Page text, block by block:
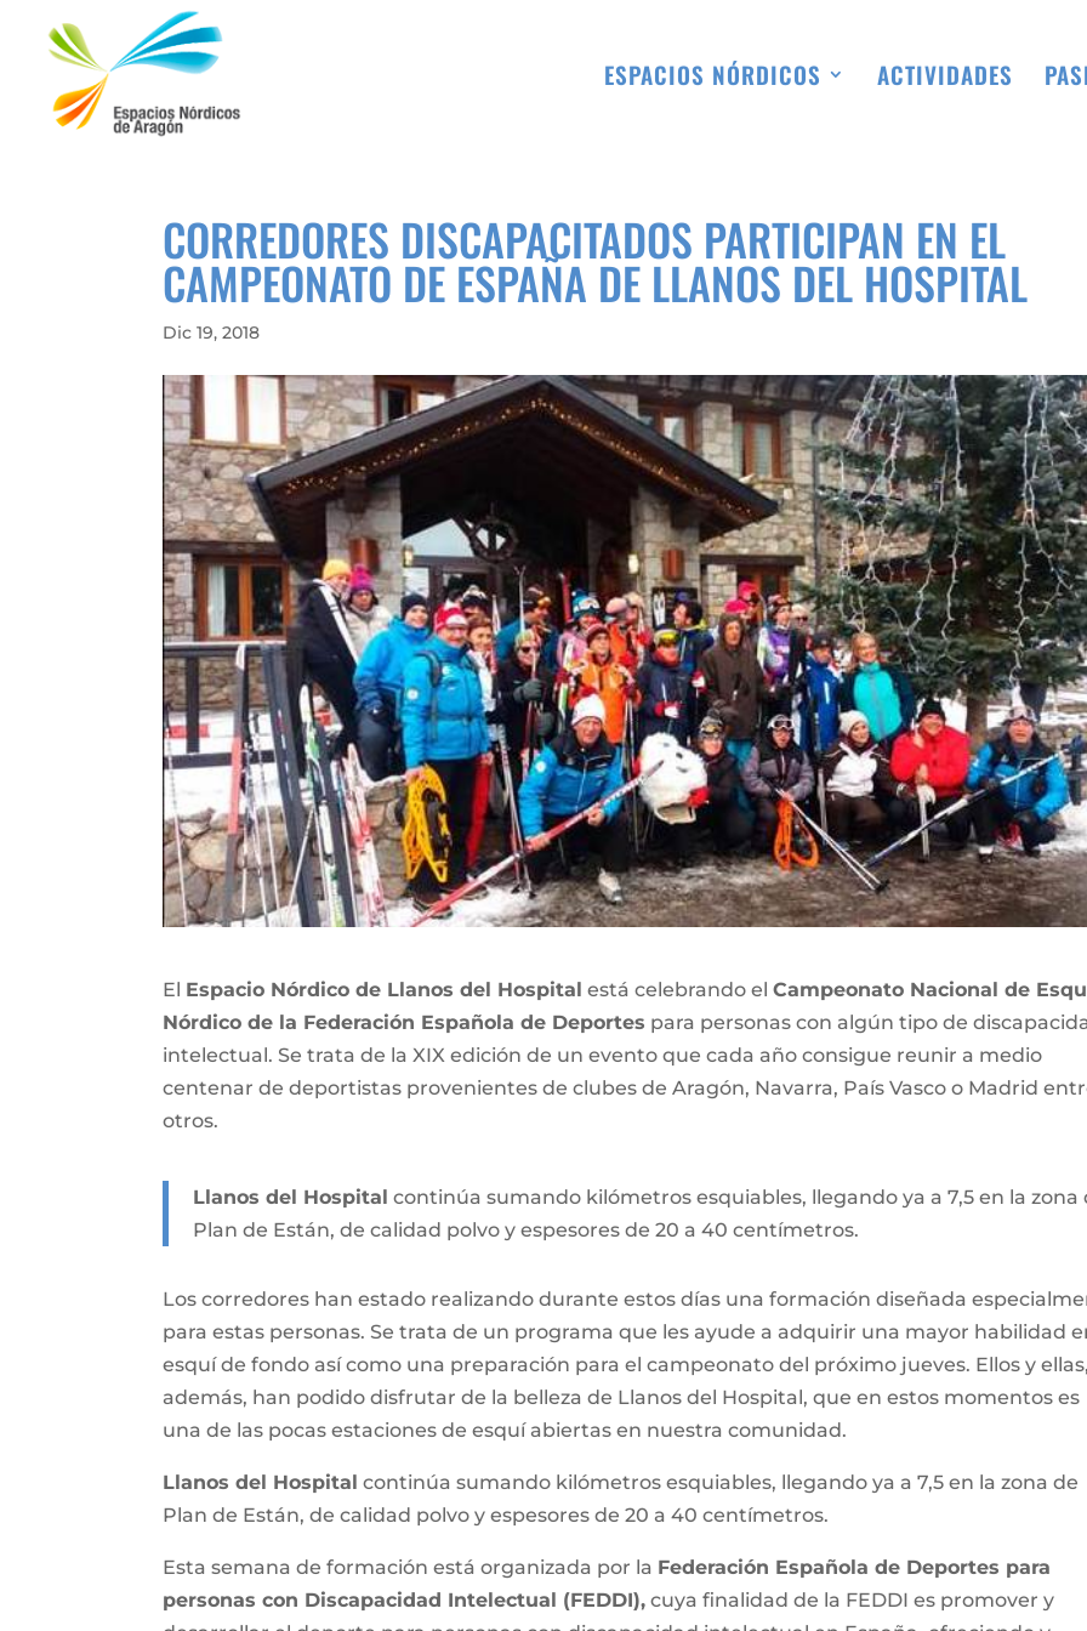
ESPACIOS NÓRDICOS ACTIVIDADES
CORREDORES DISCAPACITADOS PARTICIPAN EN EL
CAMPEONATO DE ESPAÑA DE LLANOS DEL HOSPITAL
Dic 19, 2018
El Espacio Nórdico de Llanos del Hospital está celebrando elCampeonato Nacional de
Nórdico de la Federación Española de Deportes para personas con algún tipo de
intelectual. Se trata de la XIX edición de un evento que cada año consigue reunir a medio
centenar de deportistas provenientes de clubes de Aragón, Navarra, País Vasco o Madrid
otros.
Llanos del Hospital continúa sumando kilómetros esquiables, llegando ya a 7,5 en la zona
Plan de Están, de calidad polvo y espesores de 20 a 40 centímetros.
Los corredores han estado realizando durante estos días una formación diseñada
para estas personas. Se trata de un programa que les ayude a adquirir una mayor habilidad
esquí de fondo así como una preparación para el campeonato del próximo jueves. Ellos y
además, han podido disfrutar de la belleza de Llanos del Hospital, que en estos momentos es
una de las pocas estaciones de esquí abiertas en nuestra comunidad.
Llanos del Hospital continúa sumando kilómetros esquiables, llegando ya a 7,5 en la zona de
Plan de Están, de calidad polvo y espesores de 20 a 40 centímetros.
Esta semana de formación está organizada por la Federación Española de Deportes para
personas con Discapacidad Intelectual (FEDDI), cuya finalidad de la FEDDI es promover y